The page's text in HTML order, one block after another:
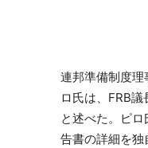
連邦準備制度
ロ氏は、FRB
と述べた。ピ
告書の詳細を